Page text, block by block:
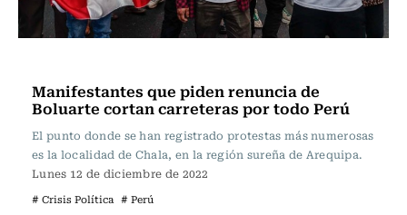
Manifestantes que piden renuncia de
Boluarte cortan carreteras por todo Perú
El punto donde se han registrado protestas más numerosas
es la localidad de Chala, en la región sureña de Arequipa.
Lunes 12 de diciembre de 2022
# Crisis Política # Perú